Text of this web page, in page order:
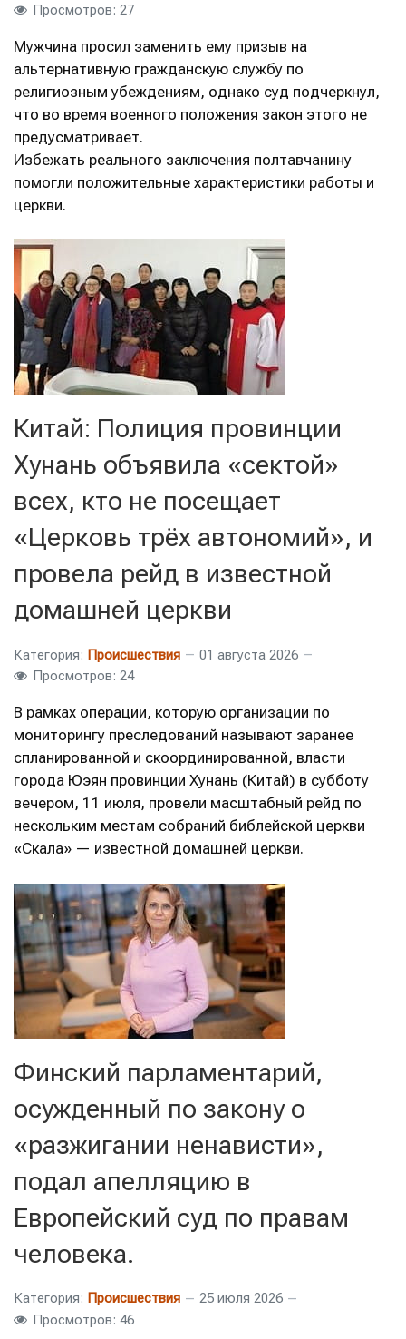
Просмотров: 27
Мужчина просил заменить ему призыв на
альтернативную гражданскую службу по
религиозным убеждениям, однако суд подчеркнул,
что во время военного положения закон этого не
предусматривает.
Избежать реального заключения полтавчанину
помогли положительные характеристики работы и
церкви.
Китай: Полиция провинции
Хунань объявила «сектой»
всех, кто не посещает
«Церковь трёх автономий», и
провела рейд в известной
домашней церкви
Категория: Происшествия
01 августа 2026
Просмотров: 24
В рамках операции, которую организации по
мониторингу преследований называют заранее
спланированной и скоординированной, власти
города Юэян провинции Хунань (Китай) в субботу
вечером, 11 июля, провели масштабный рейд по
нескольким местам собраний библейской церкви
«Скала» — известной домашней церкви.
Финский парламентарий,
осужденный по закону о
«разжигании ненависти»,
подал апелляцию в
Европейский суд по правам
человека.
Категория: Происшествия
25 июля 2026
Просмотров: 46